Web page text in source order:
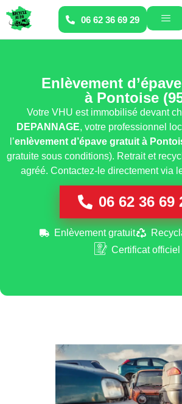
06 62 36 69 29
Enlèvement
à Pontoise
Votre VHU est immobilisé devant
DEPANNAGE, votre professionnel
l’enlèvement d’épave gratuit à
gratuite sous conditions). Retrait et
agréé. Contactez-le directement via
06 62 36 69
Enlèvement gratuit
Certificat officiel